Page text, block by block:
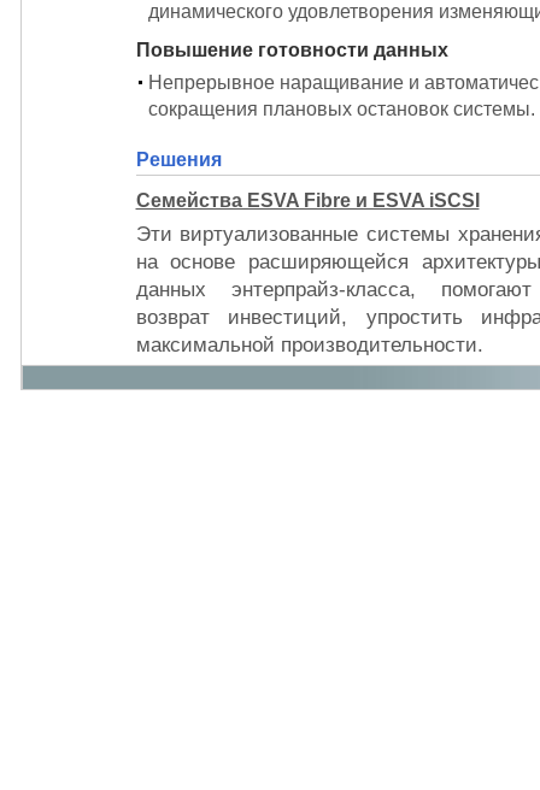
динамического удовлетворения
Повышение готовности данных
Непрерывное наращивание и
сокращения плановых остановок системы.
Решения
Семейства ESVA Fibre и ESVA iSCSI
Эти виртуализованные системы
на основе расширяющейся
данных энтерпрайз-класса,
возврат инвестиций, упростить
максимальной производительности.